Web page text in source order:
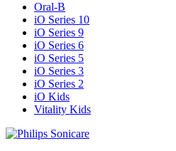
Oral-B
iO Series 10
iO Series 9
iO Series 6
iO Series 5
iO Series 3
iO Series 2
iO Kids
Vitality Kids